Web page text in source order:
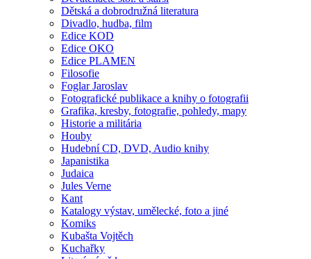
Dětská a dobrodružná literatura
Divadlo, hudba, film
Edice KOD
Edice OKO
Edice PLAMEN
Filosofie
Foglar Jaroslav
Fotografické publikace a knihy o fotografii
Grafika, kresby, fotografie, pohledy, mapy
Historie a militária
Houby
Hudební CD, DVD, Audio knihy
Japanistika
Judaica
Jules Verne
Kant
Katalogy výstav, umělecké, foto a jiné
Komiks
Kubašta Vojtěch
Kuchařky